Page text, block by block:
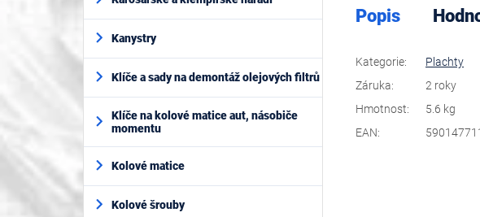
Kanystry
Klíče a sady na demontáž olejových filtrů
Klíče na kolové matice aut, násobiče
momentu
Kolové matice
Kolové šrouby
Popis
Kategorie:
Plachty
Záruka:
2 roky
Hmotnost:
5.6 kg
EAN: